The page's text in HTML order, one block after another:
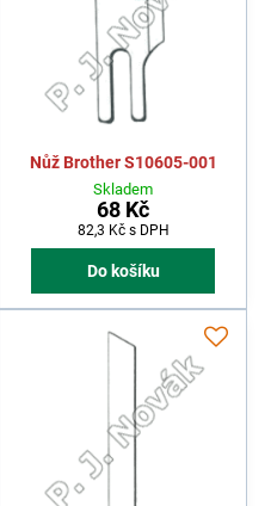
Nůž Brother S10605-001
Skladem
68 Kč
82,3 Kč s DPH
Do košíku